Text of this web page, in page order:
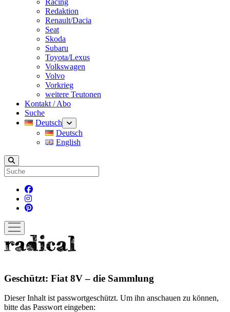
Racing
Redaktion
Renault/Dacia
Seat
Skoda
Subaru
Toyota/Lexus
Volkswagen
Volvo
Vorkrieg
weitere Teutonen
Kontakt / Abo
Suche
Deutsch
Menü
öffnen
Deutsch
English
Suche
facebook
instagram
pinterest
Menü
öffnen
radicalmag
Geschützt: Fiat 8V – die Sammlung
Dieser Inhalt ist passwortgeschützt. Um ihn anschauen zu können,
bitte das Passwort eingeben: